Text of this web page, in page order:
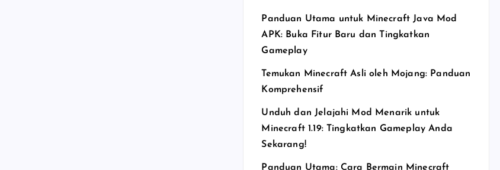
Panduan Utama untuk Minecraft Java Mod
APK: Buka Fitur Baru dan Tingkatkan
Gameplay
Temukan Minecraft Asli oleh Mojang: Panduan
Komprehensif
Unduh dan Jelajahi Mod Menarik untuk
Minecraft 1.19: Tingkatkan Gameplay Anda
Sekarang!
Panduan Utama: Cara Bermain Minecraft